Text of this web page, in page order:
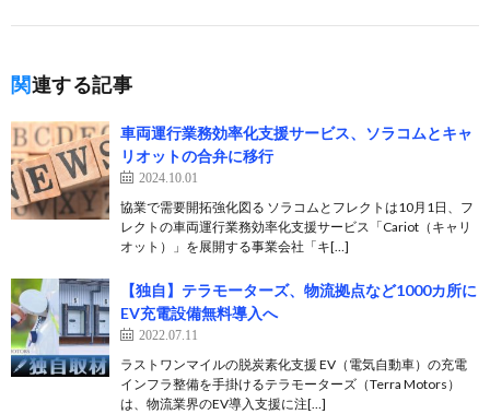
関連する記事
車両運行業務効率化支援サービス、ソラコムとキャ
リオットの合弁に移行
2024.10.01
協業で需要開拓強化図る ソラコムとフレクトは10月1日、フ
レクトの車両運行業務効率化支援サービス「Cariot（キャリ
オット）」を展開する事業会社「キ[…]
【独自】テラモーターズ、物流拠点など1000カ所に
EV充電設備無料導入へ
2022.07.11
ラストワンマイルの脱炭素化支援 EV（電気自動車）の充電
インフラ整備を手掛けるテラモーターズ（Terra Motors）
は、物流業界のEV導入支援に注[…]